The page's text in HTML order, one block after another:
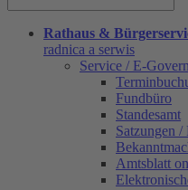
Rathaus &
radnica a serwis
Service / E-
Fundbüro
Standesamt
Satzungen
Amtsblatt